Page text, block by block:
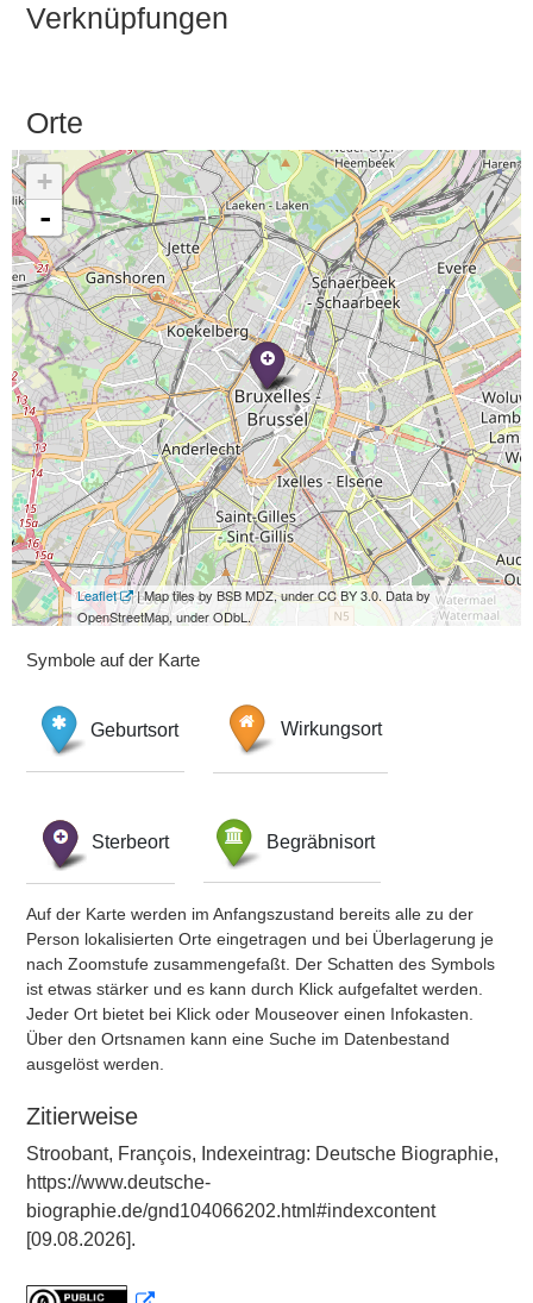
Verknüpfungen
Orte
+
-
Leaflet
| Map tiles by BSB MDZ, under CC BY 3.0. Data by
OpenStreetMap, under ODbL.
Symbole auf der Karte
Geburtsort Wirkungsort
Sterbeort Begräbnisort
Auf der Karte werden im Anfangszustand bereits alle zu der
Person lokalisierten Orte eingetragen und bei Überlagerung je
nach Zoomstufe zusammengefaßt. Der Schatten des Symbols
ist etwas stärker und es kann durch Klick aufgefaltet werden.
Jeder Ort bietet bei Klick oder Mouseover einen Infokasten.
Über den Ortsnamen kann eine Suche im Datenbestand
ausgelöst werden.
Zitierweise
Stroobant, François, Indexeintrag: Deutsche Biographie,
https://www.deutsche-
biographie.de/gnd104066202.html#indexcontent
[09.08.2026].